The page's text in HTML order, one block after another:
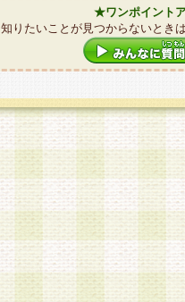
★ワンポイント
知りたいことが見つからないとき